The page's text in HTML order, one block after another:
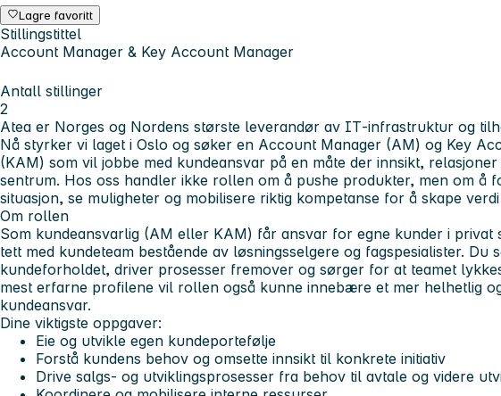
Lagre favoritt
Stillingstittel
Account Manager & Key Account Manager
Antall stillinger
2
Atea er Norges og Nordens største leverandør av IT‑infrastruktur og
Nå styrker vi laget i Oslo og søker en Account Manager (AM) og Key
(KAM) som vil jobbe med kundeansvar på en måte der innsikt,
sentrum. Hos oss handler ikke rollen om å pushe produkter, men om å
situasjon, se muligheter og mobilisere riktig kompetanse for å skape
Om rollen
Som kundeansvarlig (AM eller KAM) får ansvar for egne kunder i privat
tett med kundeteam bestående av løsningsselgere og fagspesialister. Du
kundeforholdet, driver prosesser fremover og sørger for at teamet
mest erfarne profilene vil rollen også kunne innebære et mer helhetlig
kundeansvar.
Dine viktigste oppgaver:
Eie og utvikle egen kundeportefølje
Forstå kundens behov og omsette innsikt til konkrete initiativ
Drive salgs- og utviklingsprosesser fra behov til avtale og videre